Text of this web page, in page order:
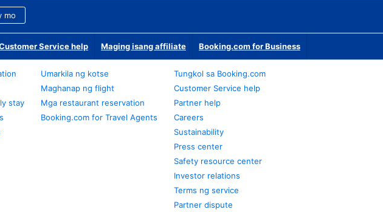
mo
Service help Maging isang affiliate Booking.com for Business
stay
Umarkila ng kotse
Maghanap ng flight
Mga restaurant reservation
Booking.com for Travel Agents
Tungkol sa Booking.com
Customer Service help
Partner help
Careers
Sustainability
Press center
Safety resource center
Investor relations
Terms ng service
Partner dispute